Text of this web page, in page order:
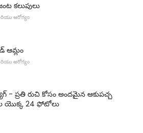
కలుపులు
ఆరోగ్యం
ఆమ్లం
ఆరోగ్యం
- ప్రతి రుచి కోసం అందమైన ఆకుపచ్చ
యొక్క 24 ఫోటోలు